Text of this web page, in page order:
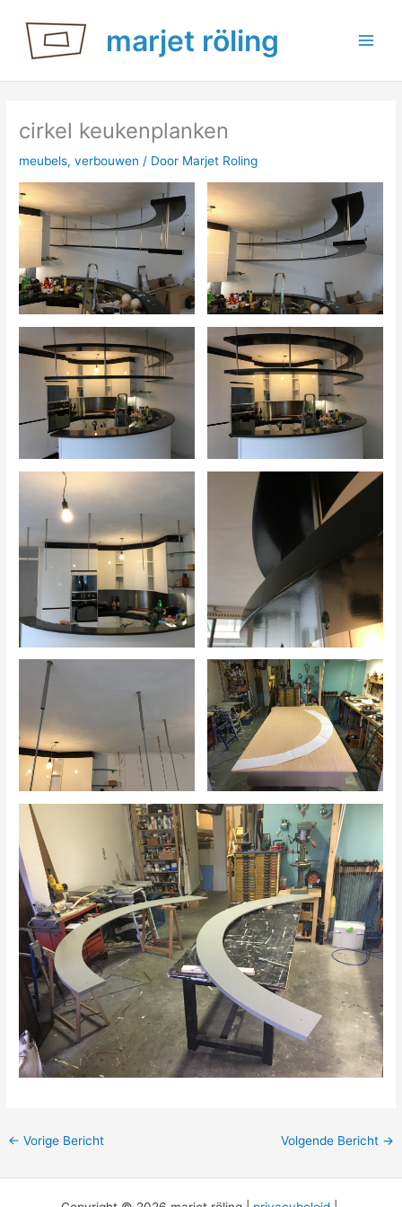
marjet röling
cirkel keukenplanken
meubels,verbouwen / Door Marjet Roling
← Vorige Bericht Volgende Bericht →